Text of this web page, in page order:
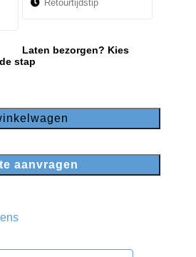
Laten bezorgen? Kies
stap
aanvragen